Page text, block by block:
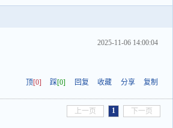
2025-11-06 14:00:04
顶[0] 踩[0] 回复 收藏 分享 复制
上一页 1 下一页